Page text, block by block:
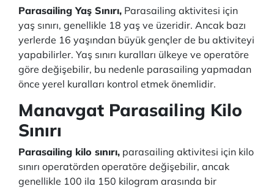
Parasailing Yaş Sınırı, Parasailing aktivitesi için
yaş sınırı, genellikle 18 yaş ve üzeridir. Ancak bazı
yerlerde 16 yaşından büyük gençler de bu aktiviteyi
yapabilirler. Yaş sınırı kuralları ülkeye ve operatöre
göre değişebilir, bu nedenle parasailing yapmadan
önce yerel kuralları kontrol etmek önemlidir.
Manavgat Parasailing Kilo
Sınırı
Parasailing kilo sınırı, parasailing aktivitesi için kilo
sınırı operatörden operatöre değişebilir, ancak
genellikle 100 ila 150 kilogram arasında bir